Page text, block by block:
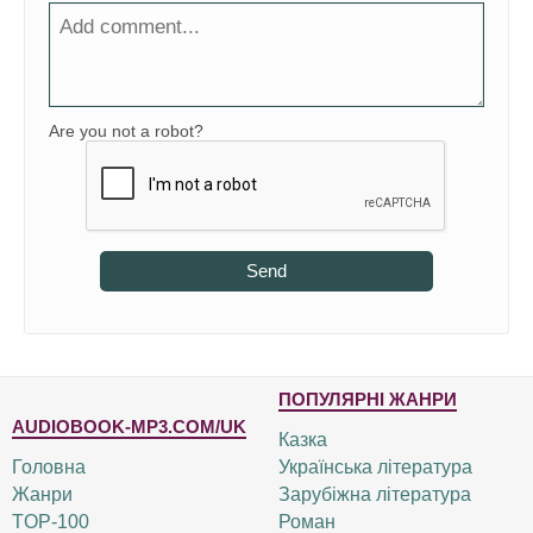
Are you not a robot?
Send
AUDIOBOOK-MP3.COM/UK
Головна
Жанри
TOP-100
ПОПУЛЯРНІ ЖАНРИ
Казка
Українська література
Зарубіжна література
Роман